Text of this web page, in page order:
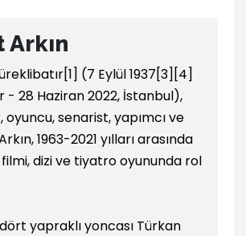
Arkın
(7 Eylül 1937[3][4]
- 28 Haziran 2022, İstanbul),
senarist, yapımcı ve
1963-2021 yılları arasında
dizi ve tiyatro oyununda rol
yapraklı yoncası Türkan